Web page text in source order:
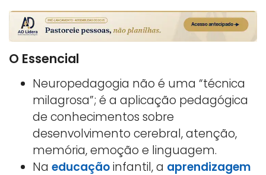
O Essencial
Neuropedagogia não é uma “técnica
milagrosa”; é a aplicação pedagógica
de conhecimentos sobre
desenvolvimento cerebral, atenção,
memória, emoção e linguagem.
Na educaçãoinfantil, a aprendizagem